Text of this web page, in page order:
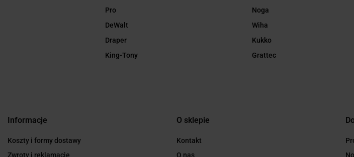
Pro
DeWalt
Draper
King-Tony
Noga
Wiha
Kukko
Grattec
Informacje
Koszty i formy dostawy
Zwroty i reklamacje
O sklepie
Kontakt
O nas